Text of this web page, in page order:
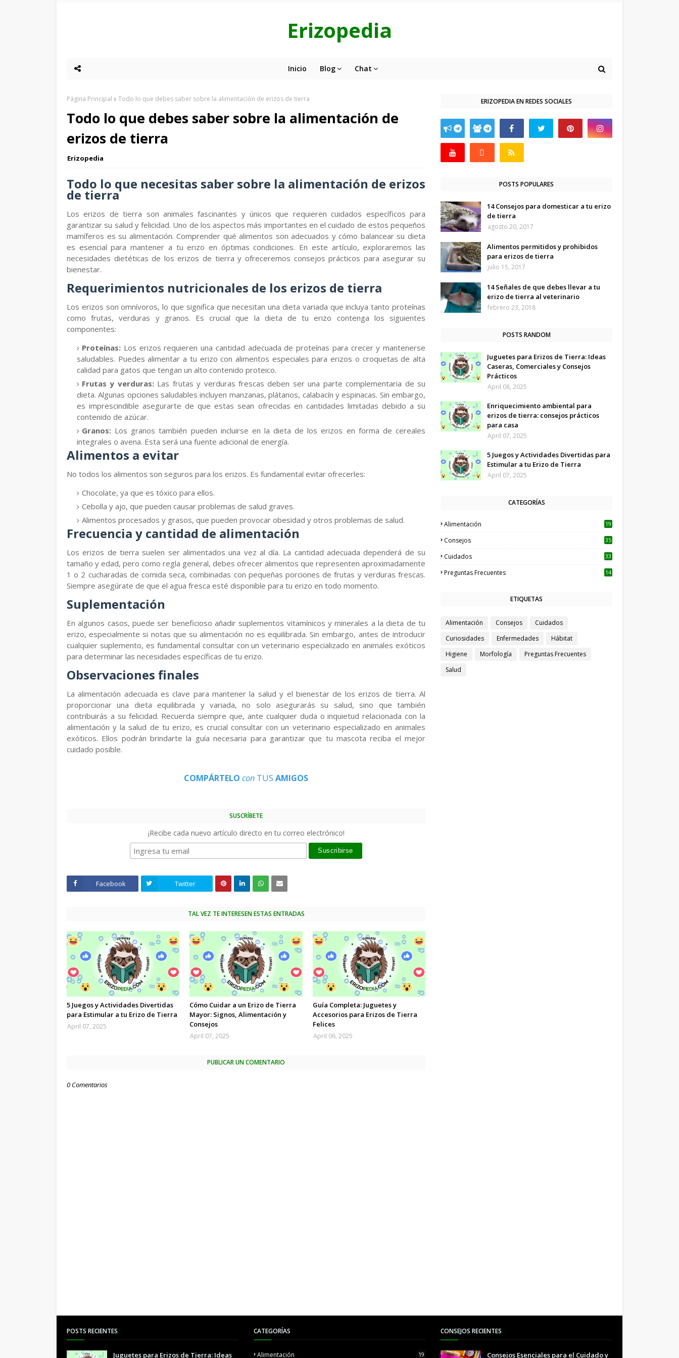
Erizopedia
Inicio Blog Chat
Página Principal Todo lo que debes saber sobre la alimentación de erizos de tierra
Todo lo que debes saber sobre la alimentación de
erizos de tierra
Erizopedia
Todo lo que necesitas saber sobre la alimentación de erizos
de tierra
Los erizos de tierra son animales fascinantes y únicos que requieren cuidados específicos para
garantizar su salud y felicidad. Uno de los aspectos más importantes en el cuidado de estos pequeños
mamíferos es su alimentación. Comprender qué alimentos son adecuados y cómo balancear su dieta
es esencial para mantener a tu erizo en óptimas condiciones. En este artículo, exploraremos las
necesidades dietéticas de los erizos de tierra y ofreceremos consejos prácticos para asegurar su
bienestar.
Requerimientos nutricionales de los erizos de tierra
Los erizos son omnívoros, lo que significa que necesitan una dieta variada que incluya tanto proteínas
como frutas, verduras y granos. Es crucial que la dieta de tu erizo contenga los siguientes
componentes:
Proteínas: Los erizos requieren una cantidad adecuada de proteínas para crecer y mantenerse
saludables. Puedes alimentar a tu erizo con alimentos especiales para erizos o croquetas de alta
calidad para gatos que tengan un alto contenido proteico.
Frutas y verduras:Las frutas y verduras frescas deben ser una parte complementaria de su
dieta. Algunas opciones saludables incluyen manzanas, plátanos, calabacín y espinacas. Sin embargo,
es imprescindible asegurarte de que estas sean ofrecidas en cantidades limitadas debido a su
contenido de azúcar.
Granos: Los granos también pueden incluirse en la dieta de los erizos en forma de cereales
integrales o avena. Esta será una fuente adicional de energía.
Alimentos a evitar
No todos los alimentos son seguros para los erizos. Es fundamental evitar ofrecerles:
Chocolate, ya que es tóxico para ellos.
Cebolla y ajo, que pueden causar problemas de salud graves.
Alimentos procesados y grasos, que pueden provocar obesidad y otros problemas de salud.
Frecuencia y cantidad de alimentación
Los erizos de tierra suelen ser alimentados una vez al día. La cantidad adecuada dependerá de su
tamaño y edad, pero como regla general, debes ofrecer alimentos que representen aproximadamente
1 o 2 cucharadas de comida seca, combinadas con pequeñas porciones de frutas y verduras frescas.
Siempre asegúrate de que el agua fresca esté disponible para tu erizo en todo momento.
Suplementación
En algunos casos, puede ser beneficioso añadir suplementos vitamínicos y minerales a la dieta de tu
erizo, especialmente si notas que su alimentación no es equilibrada. Sin embargo, antes de introducir
cualquier suplemento, es fundamental consultar con un veterinario especializado en animales exóticos
para determinar las necesidades específicas de tu erizo.
Observaciones finales
La alimentación adecuada es clave para mantener la salud y el bienestar de los erizos de tierra. Al
proporcionar una dieta equilibrada y variada, no solo asegurarás su salud, sino que también
contribuirás a su felicidad. Recuerda siempre que, ante cualquier duda o inquietud relacionada con la
alimentación y la salud de tu erizo, es crucial consultar con un veterinario especializado en animales
exóticos. Ellos podrán brindarte la guía necesaria para garantizar que tu mascota reciba el mejor
cuidado posible.
COMPÁRTELO con TUS AMIGOS
SUSCRÍBETE
¡Recibe cada nuevo artículo directo en tu correo electrónico!
Facebook Twitter
TAL VEZ TE INTERESEN ESTAS ENTRADAS
5 Juegos y Actividades Divertidas
para Estimular a tu Erizo de Tierra
April 07, 2025
Cómo Cuidar a un Erizo de Tierra
Mayor: Signos, Alimentación y
Consejos
April 07, 2025
Guía Completa: Juguetes y
Accesorios para Erizos de Tierra
Felices
April 06, 2025
PUBLICAR UN COMENTARIO
0 Comentarios
ERIZOPEDIA EN REDES SOCIALES
POSTS POPULARES
14 Consejos para domesticar a tu erizo
de tierra
agosto 20, 2017
Alimentos permitidos y prohibidos
para erizos de tierra
julio 15, 2017
14 Señales de que debes llevar a tu
erizo de tierra al veterinario
febrero 23, 2018
POSTS RANDOM
Juguetes para Erizos de Tierra: Ideas
Caseras, Comerciales y Consejos
Prácticos
April 08, 2025
Enriquecimiento ambiental para
erizos de tierra: consejos prácticos
para casa
April 07, 2025
5 Juegos y Actividades Divertidas para
Estimular a tu Erizo de Tierra
April 07, 2025
CATEGORÍAS
Alimentación 19
Consejos 35
Cuidados 33
Preguntas Frecuentes 14
ETIQUETAS
Alimentación Consejos
Cuidados
Curiosidades
Enfermedades
Hábitat
Higiene
Morfología
Preguntas Frecuentes
Salud
POSTS RECIENTES
Juguetes para Erizos de Tierra: Ideas
CATEGORÍAS
Alimentación 19
CONSEJOS RECIENTES
Consejos Esenciales para el Cuidado y